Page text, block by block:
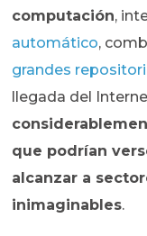
computación,
automático,
grandes
llegada del
que podrían
alcanzar a
inimaginables.